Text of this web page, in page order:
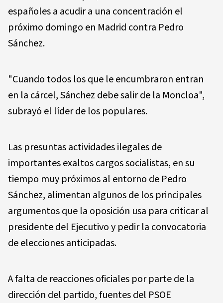
españoles a acudir a una concentración el
próximo domingo en Madrid contra Pedro
Sánchez.
"Cuando todos los que le encumbraron entran
en la cárcel, Sánchez debe salir de la Moncloa",
subrayó el líder de los populares.
Las presuntas actividades ilegales de
importantes exaltos cargos socialistas, en su
tiempo muy próximos al entorno de Pedro
Sánchez, alimentan algunos de los principales
argumentos que la oposición usa para criticar al
presidente del Ejecutivo y pedir la convocatoria
de elecciones anticipadas.
A falta de reacciones oficiales por parte de la
dirección del partido, fuentes del PSOE